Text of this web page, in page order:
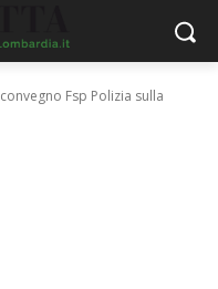
Fsp Polizia sulla